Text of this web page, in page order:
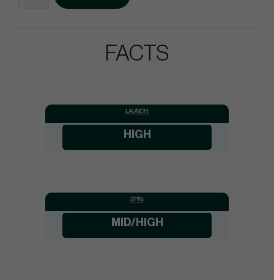
FACTS
LAUNCH:
HIGH
SPIN:
MID/HIGH